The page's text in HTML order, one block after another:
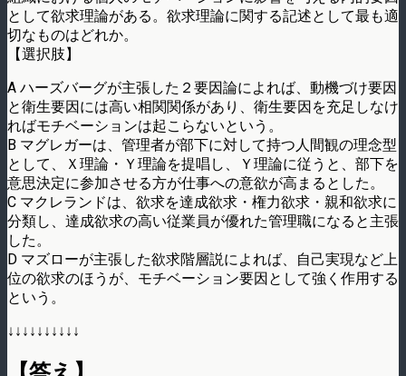
として欲求理論がある。欲求­理論に関する記述として最も適
切なものはどれか。
【選択肢】
A ハーズバーグが主張した２要因論によれば、動機づけ要因
と衛生要因には高い相関関係が­あり、衛生要因を充足しなけ
ればモチベーションは起こらないという。
B マグレガーは、管理者が部下に対して持つ人間観の理念型
として、Ｘ理論・Ｙ理論を提唱­し、Ｙ理論に従うと、部下を
意思決定に参加させる方が仕事への意欲が高まるとした。
C マクレランドは、欲求を達成欲求・権力欲求・親和欲求に
分類し、達成欲求の高い従業員­が優れた管理職になると主張
した。
D マズローが主張した欲求階層説によれば、自己実現など上
位の欲求のほうが、モチベーシ­ョン要因として強く作用する
という。
↓↓↓↓↓↓↓↓↓↓